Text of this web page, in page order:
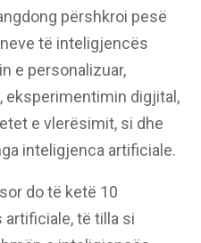
përshkroi pesë
të inteligjencës
e personalizuar,
digjital,
e vlerësimit, si dhe
inteligjenca artificiale.
do të ketë 10
të tilla si